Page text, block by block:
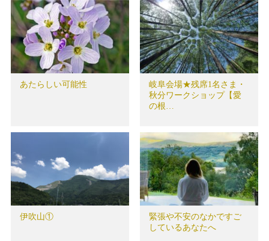
あたらしい可能性
岐阜会場★残席1名さま・
秋分ワークショップ【愛
の根…
伊吹山①
緊張や不安のなかですご
しているあなたへ